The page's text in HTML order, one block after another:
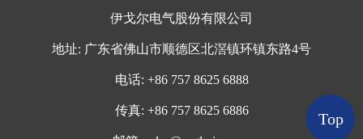
伊戈尔电气股份有限公司
地址: 广东省佛山市顺德区北滘镇环镇东路4号
电话: +86 757 8625 6888
传真: +86 757 8625 6886 Top